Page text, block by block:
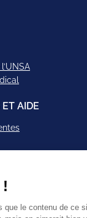
ET AIDE
Je VEUX Adhérer